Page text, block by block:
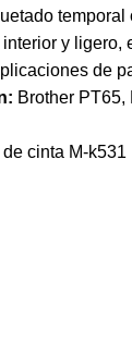
temporal
interior y ligero,
de
Brother
cinta M-k531